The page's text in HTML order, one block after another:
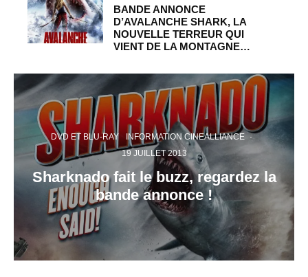
BANDE ANNONCE
D’AVALANCHE SHARK, LA
NOUVELLE TERREUR QUI
VIENT DE LA MONTAGNE…
DVD ET BLU-RAY INFORMATION CINEALLIANCE ·
19 JUILLET 2013
Sharknado fait le buzz, regardez la
bande annonce !